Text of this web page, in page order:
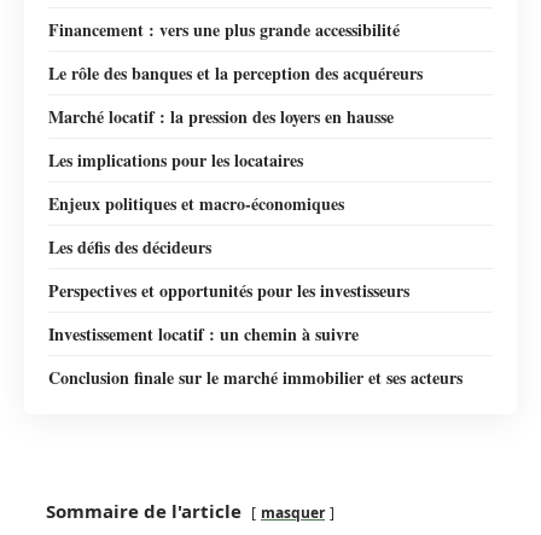
Financement : vers une plus grande accessibilité
Le rôle des banques et la perception des acquéreurs
Marché locatif : la pression des loyers en hausse
Les implications pour les locataires
Enjeux politiques et macro-économiques
Les défis des décideurs
Perspectives et opportunités pour les investisseurs
Investissement locatif : un chemin à suivre
Conclusion finale sur le marché immobilier et ses acteurs
Sommaire de l'article masquer